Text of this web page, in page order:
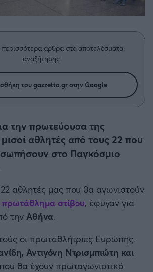
Αθηνών
την Πόλη
άρθρα στα αποτελέσματα
αναζήτησης.
του gazzetta.gr στην Google
την πρωτεύουσα της
αθλητές από τους 22 που
στο Παγκόσμιο
αθλητές μας που θα αγωνιστούν
στίβου, έφυγαν για
την Αθήνα.
οι πρωταθλήτριες Ευρώπης,
Αντιγόνη Ντρισμπιώτη και
που θα έχουν πρωταγωνιστικό